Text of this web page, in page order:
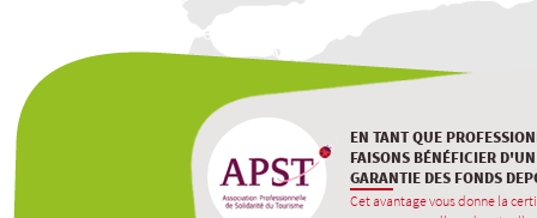
EN TANT QUE
FAISONS BÉNÉFICIER
GARANTIE DES FONDS
Cet avantage vous donne la